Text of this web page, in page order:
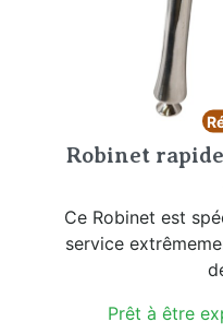
Robinet
Ce Robinet est
service
Prêt à être